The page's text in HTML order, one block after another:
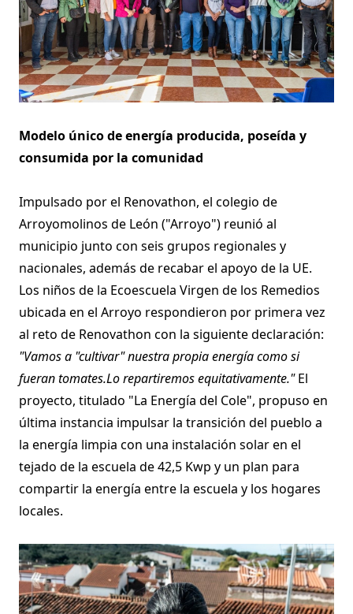
Modelo único de energía producida, poseída y
consumida por la comunidad
Impulsado por el Renovathon, el colegio de
Arroyomolinos de León ("Arroyo") reunió al
municipio junto con seis grupos regionales y
nacionales, además de recabar el apoyo de la UE.
Los niños de la Ecoescuela Virgen de los Remedios
ubicada en el Arroyo respondieron por primera vez
al reto de Renovathon con la siguiente declaración:
"Vamos a "cultivar" nuestra propia energía como si
fueran tomates.Lo repartiremos equitativamente."El
proyecto, titulado "La Energía del Cole", propuso en
última instancia impulsar la transición del pueblo a
la energía limpia con una instalación solar en el
tejado de la escuela de 42,5 Kwp y un plan para
compartir la energía entre la escuela y los hogares
locales.